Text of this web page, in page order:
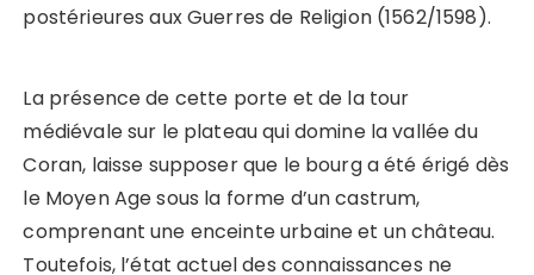
postérieures aux Guerres de Religion (1562/1598).
La présence de cette porte et de la tour
médiévale sur le plateau qui domine la vallée du
Coran, laisse supposer que le bourg a été érigé dès
le Moyen Age sous la forme d’un castrum,
comprenant une enceinte urbaine et un château.
Toutefois, l’état actuel des connaissances ne